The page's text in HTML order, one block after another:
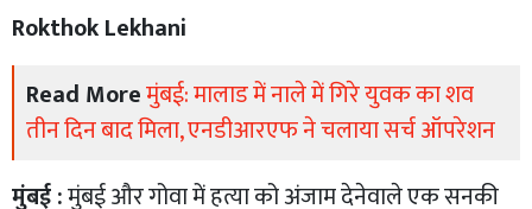
Rokthok Lekhani
Read Moreमुंबई: मालाड में नाले में गिरे युवक का शव
तीन दिन बाद मिला, एनडीआरएफ ने चलाया सर्च ऑपरेशन
मुंबई :मुंबई और गोवा में हत्या को अंजाम देनेवाले एक सनकी